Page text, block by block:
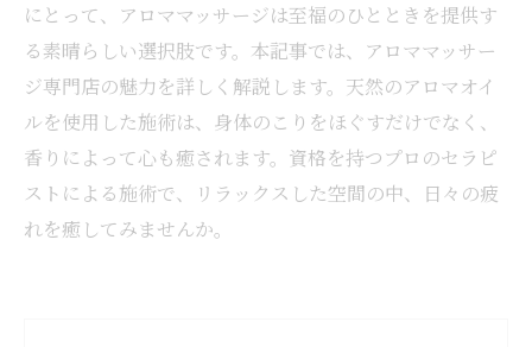
にとって、アロママッサージは至福のひとときを提供す
る素晴らしい選択肢です。本記事では、アロママッサー
ジ専門店の魅力を詳しく解説します。天然のアロマオイ
ルを使用した施術は、身体のこりをほぐすだけでなく、
香りによって心も癒されます。資格を持つプロのセラピ
ストによる施術で、リラックスした空間の中、日々の疲
れを癒してみませんか。